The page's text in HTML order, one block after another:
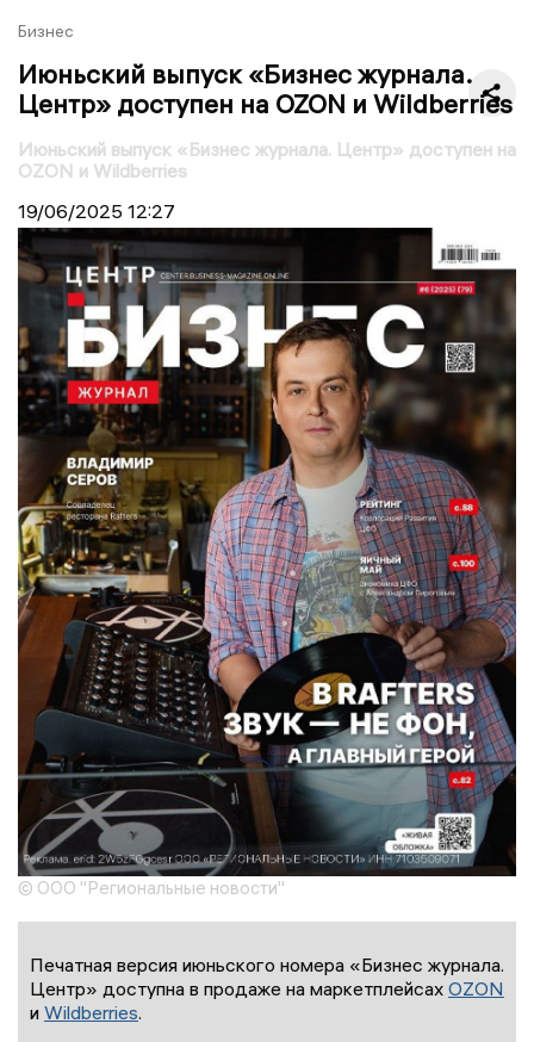
Бизнес
Июньский выпуск «Бизнес журнала.
Центр» доступен на OZON и Wildberries
Июньский выпуск «Бизнес журнала. Центр» доступен на
OZON и Wildberries
19/06/2025 12:27
© ООО "Региональные новости"
Печатная версия июньского номера «Бизнес журнала.
Центр» доступна в продаже на маркетплейсах OZON
и Wildberries.